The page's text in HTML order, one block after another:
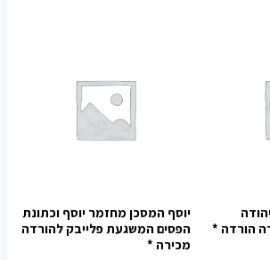
הורדה *
יוסף המסכן מחזמר יוסף וכתונת
הפסים המשגעת פלייבק להורדה
מכירה *